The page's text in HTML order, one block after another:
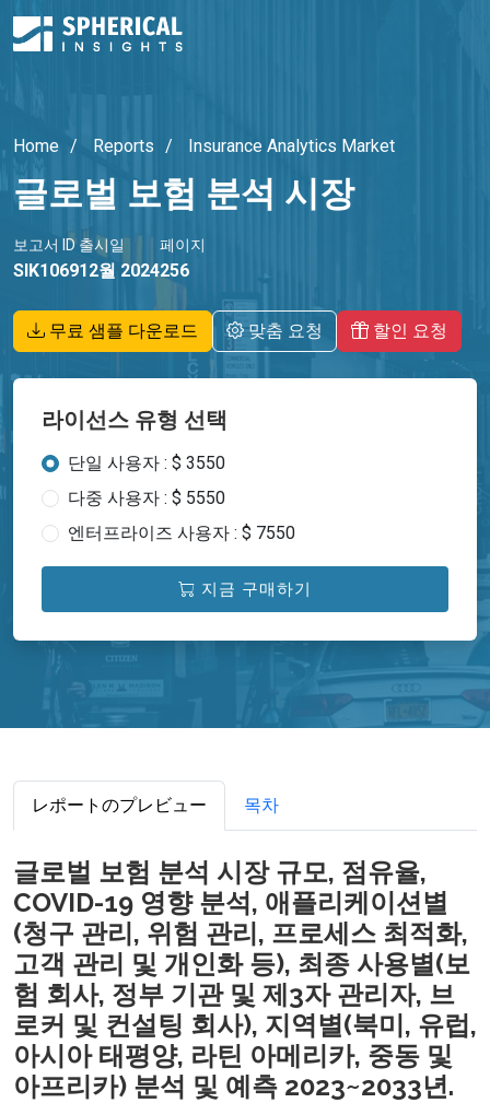
Home Reports Insurance Analytics Market
글로벌 보험 분석 시장
보고서 ID
SIK1069
출시일
12월 2024
페이지
256
무료 샘플 다운로드 맞춤 요청 할인 요청
라이선스 유형 선택
단일 사용자 : $ 3550
다중 사용자 : $ 5550
엔터프라이즈 사용자 : $ 7550
지금 구매하기
レポートのプレビュー 목차
글로벌 보험 분석 시장 규모, 점유율,
COVID-19 영향 분석, 애플리케이션별
(청구 관리, 위험 관리, 프로세스 최적화,
고객 관리 및 개인화 등), 최종 사용별(보
험 회사, 정부 기관 및 제3자 관리자, 브
로커 및 컨설팅 회사), 지역별(북미, 유럽,
아시아 태평양, 라틴 아메리카, 중동 및
아프리카) 분석 및 예측 2023~2033년.